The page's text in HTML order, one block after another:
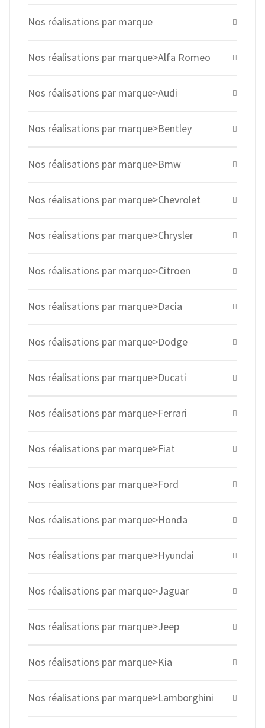
Nos réalisations par marque
Nos réalisations par marque>Alfa Romeo
Nos réalisations par marque>Audi
Nos réalisations par marque>Bentley
Nos réalisations par marque>Bmw
Nos réalisations par marque>Chevrolet
Nos réalisations par marque>Chrysler
Nos réalisations par marque>Citroen
Nos réalisations par marque>Dacia
Nos réalisations par marque>Dodge
Nos réalisations par marque>Ducati
Nos réalisations par marque>Ferrari
Nos réalisations par marque>Fiat
Nos réalisations par marque>Ford
Nos réalisations par marque>Honda
Nos réalisations par marque>Hyundai
Nos réalisations par marque>Jaguar
Nos réalisations par marque>Jeep
Nos réalisations par marque>Kia
Nos réalisations par marque>Lamborghini